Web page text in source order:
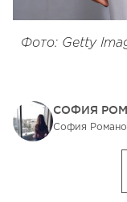
Фото: Getty
СОФИЯ
София